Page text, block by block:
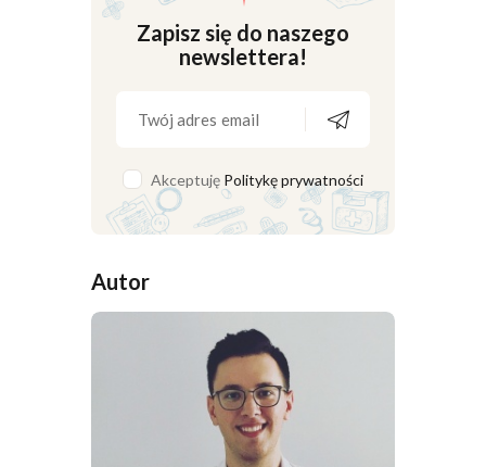
Zapisz się do naszego
newslettera!
Akceptuję Politykę prywatności
Autor